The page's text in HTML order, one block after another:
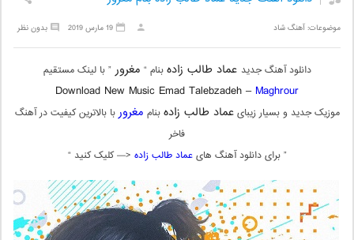
موضوعات:آهنگ شاد بدون نظر 19 مارس 2019
دانلود آهنگ جدید عماد طالب زادهبنام “ مغرور” با لینک مستقیم
Download New Music Emad Talebzadeh – Maghrour
موزیک جدید و بسیار زیبایعماد طالب زادهبنام مغروربا بالاترین کیفیت در آهنگ
فاخر
” برای دانلود آهنگ هایعماد طالب زاده <— کلیک کنید “